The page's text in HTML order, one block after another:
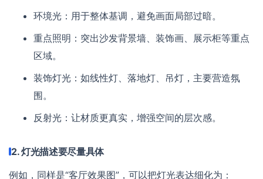
环境光：用于整体基调，避免画面局部过暗。
重点照明：突出沙发背景墙、装饰画、展示柜等重点
区域。
装饰灯光：如线性灯、落地灯、吊灯，主要营造氛
围。
反射光：让材质更真实，增强空间的层次感。
2. 灯光描述要尽量具体
例如，同样是“客厅效果图”，可以把灯光表达细化为：